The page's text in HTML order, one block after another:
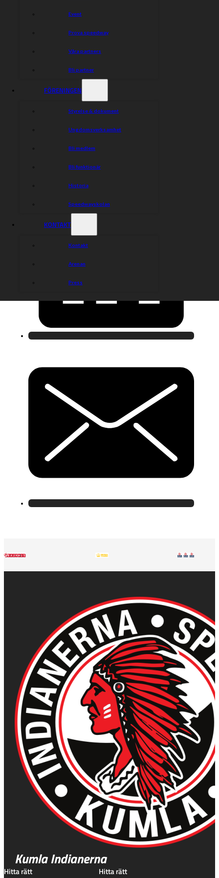
Event
Prova speedway
Våra partners
Bli partner
FÖRENINGEN
Styrelse & dokument
Ungdomsverksamhet
Bli medlem
Bli funktionär
Historia
Speedwayskolan
KONTAKT
Kontakt
Arenan
Press
Kumla Indianerna
Hitta rätt Hitta rätt